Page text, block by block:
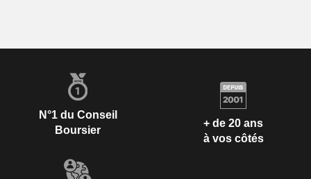
N°1 du Conseil
Boursier
+ de 20 ans
à vos côtés